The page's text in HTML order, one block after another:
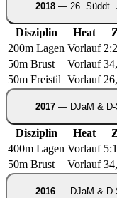
2018 — 26. Süddt.
Disziplin Heat
200m Lagen Vorlauf
50m Brust
Vorlauf
50m Freistil Vorlauf
2017 — DJaM & D-
Disziplin Heat
400m Lagen Vorlauf
50m Brust
Vorlauf
2016 — DJaM & D-